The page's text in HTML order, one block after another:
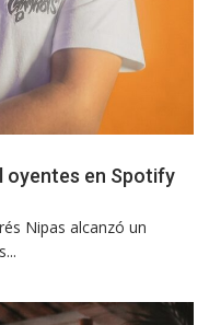
oyentes en Spotify
Nipas alcanzó un